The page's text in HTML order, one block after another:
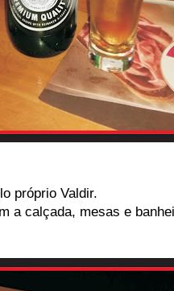
próprio Valdir.
a calçada, mesas e